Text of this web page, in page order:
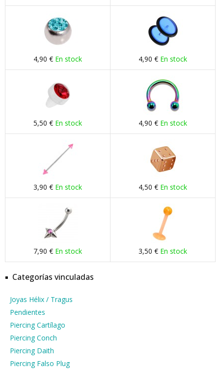
4,90 € En stock 4,90 € En stock
5,50 € En stock 4,90 € En stock
3,90 € En stock 4,50 € En stock
7,90 € En stock 3,50 € En stock
Categorías vinculadas
Joyas Hélix / Tragus
Pendientes
Piercing Cartílago
Piercing Conch
Piercing Daith
Piercing Falso Plug